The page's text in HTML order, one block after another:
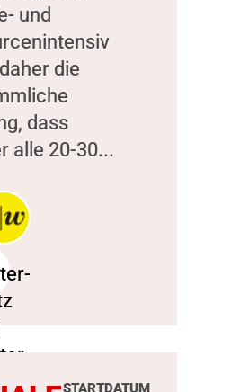
und
die
dass
alle 20-30...
STARTDATUM